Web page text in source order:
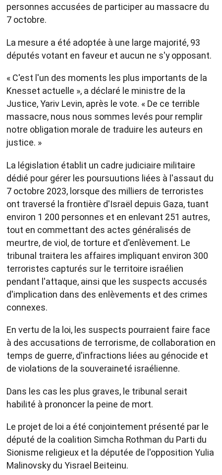
personnes accusées de participer au massacre du
7 octobre.
La mesure a été adoptée à une large majorité, 93
députés votant en faveur et aucun ne s'y opposant.
« C'est l'un des moments les plus importants de la
Knesset actuelle », a déclaré le ministre de la
Justice, Yariv Levin, après le vote. « De ce terrible
massacre, nous nous sommes levés pour remplir
notre obligation morale de traduire les auteurs en
justice. »
La législation établit un cadre judiciaire militaire
dédié pour gérer les poursuutions liées à l'assaut du
7 octobre 2023, lorsque des milliers de terroristes
ont traversé la frontière d'Israël depuis Gaza, tuant
environ 1 200 personnes et en enlevant 251 autres,
tout en commettant des actes généralisés de
meurtre, de viol, de torture et d'enlèvement. Le
tribunal traitera les affaires impliquant environ 300
terroristes capturés sur le territoire israélien
pendant l'attaque, ainsi que les suspects accusés
d'implication dans des enlèvements et des crimes
connexes.
En vertu de la loi, les suspects pourraient faire face
à des accusations de terrorisme, de collaboration en
temps de guerre, d'infractions liées au génocide et
de violations de la souveraineté israélienne.
Dans les cas les plus graves, le tribunal serait
habilité à prononcer la peine de mort.
Le projet de loi a été conjointement présenté par le
député de la coalition Simcha Rothman du Parti du
Sionisme religieux et la députée de l'opposition Yulia
Malinovsky du Yisrael Beiteinu.